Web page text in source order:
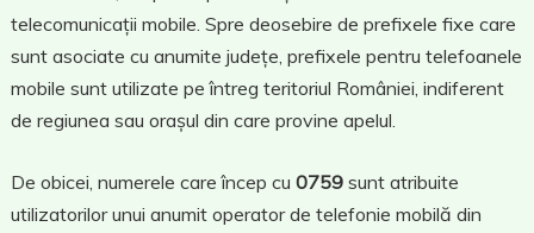
telecomunicații mobile. Spre deosebire de prefixele fixe care
sunt asociate cu anumite județe, prefixele pentru telefoanele
mobile sunt utilizate pe întreg teritoriul României, indiferent
de regiunea sau orașul din care provine apelul.
De obicei, numerele care încep cu 0759sunt atribuite
utilizatorilor unui anumit operator de telefonie mobilă din